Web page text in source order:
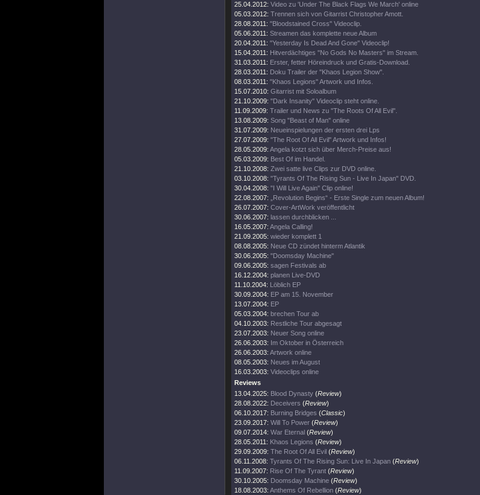
25.04.2012: Video zu 'Under The Black Flags We March' online
05.03.2012: Trennen sich von Gitarrist Christopher Amott.
28.08.2011: "Bloodstained Cross" Videoclip.
05.06.2011: Streamen das komplette neue Album
20.04.2011: "Yesterday Is Dead And Gone" Videoclip!
15.04.2011: Hitverdächtiges "No Gods No Masters" im Stream.
31.03.2011: Erster, fetter Höreindruck und Gratis-Download.
28.03.2011: Doku Trailer der "Khaos Legion Show".
08.03.2011: "Khaos Legions" Artwork und Infos.
15.07.2010: Gitarrist mit Soloalbum
21.10.2009: "Dark Insanity" Videoclip steht online.
11.09.2009: Trailer und News zu "The Roots Of All Evil".
13.08.2009: Song "Beast of Man" online
31.07.2009: Neueinspielungen der ersten drei Lps
27.07.2009: "The Root Of All Evil" Artwork und Infos!
28.05.2009: Angela kotzt sich über Merch-Preise aus!
05.03.2009: Best Of im Handel.
21.10.2008: Zwei satte live Clips zur DVD online.
03.10.2008: "Tyrants Of The Rising Sun - Live In Japan" DVD.
30.04.2008: "I Will Live Again" Clip online!
22.08.2007:
„Revolution Begins“ - Erste Single zum neuen Album!
26.07.2007: Cover-ArtWork veröffentlicht
30.06.2007: lassen durchblicken ...
16.05.2007: Angela Calling!
21.09.2005: wieder komplett 1
08.08.2005: Neue CD zündet hinterm Atlantik
30.06.2005: "Doomsday Machine"
09.06.2005: sagen Festivals ab
16.12.2004: planen Live-DVD
11.10.2004: Löblich EP
30.09.2004: EP am 15. November
13.07.2004: EP
05.03.2004: brechen Tour ab
04.10.2003: Restliche Tour abgesagt
23.07.2003: Neuer Song online
26.06.2003: Im Oktober in Österreich
26.06.2003: Artwork online
08.05.2003: Neues im August
16.03.2003: Videoclips online
Reviews
13.04.2025: Blood Dynasty (Review)
28.08.2022: Deceivers (Review)
06.10.2017: Burning Bridges (Classic)
23.09.2017: Will To Power (Review)
09.07.2014: War Eternal (Review)
28.05.2011: Khaos Legions (Review)
29.09.2009: The Root Of All Evil (Review)
06.11.2008: Tyrants Of The Rising Sun: Live In Japan (Review)
11.09.2007: Rise Of The Tyrant (Review)
30.10.2005: Doomsday Machine (Review)
18.08.2003: Anthems Of Rebellion (Review)